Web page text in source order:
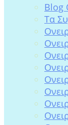
Blog
Tα